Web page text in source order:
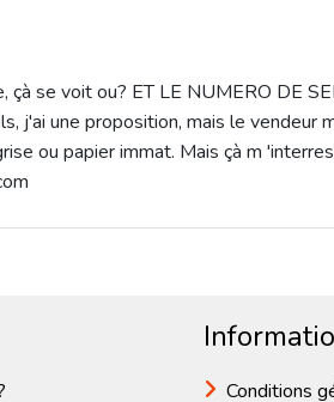
çà se voit ou? ET LE NUMERO DE
j'ai une proposition, mais le
ou papier immat. Mais çà m
Conditions